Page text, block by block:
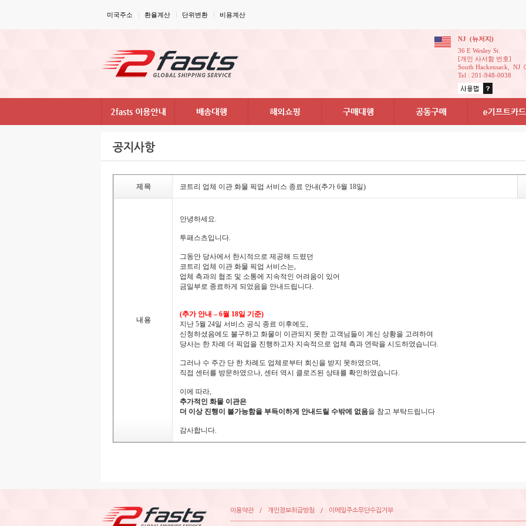
미국주소 환율계산 단위변환 비용계산
NJ(뉴저지)
36EWesleySt.
[개인사서함번호]
Tel:201-948-0038
공지사항
제목 코트리업체이관화물픽업서비스종료안내(추가6월18일)
내용
안녕하세요.
투패스츠입니다.
그동안당사에서한시적으로제공해드렸던
코트리업체이관화물픽업서비스는,
업체측과의협조및소통에 지속적인어려움이있어
금일부로종료하게되었음을안내드립니다.
(추가안내–6월18일기준)
지난 5월24일서비스공식종료이후에도,
신청하셨음에도불구하고화물이이관되지못한고객님들이계신상황을고려하여
당사는 한차례더픽업을진행하고자 지속적으로업체측과연락을시도하였습니다.
그러나 수주간단한차례도업체로부터회신을받지못하였으며,
직접센터를방문하였으나, 센터역시클로즈된상태를확인하였습니다.
이에따라,
추가적인화물이관은
더이상진행이불가능함을부득이하게안내드릴수밖에없음을참고부탁드립니다
감사합니다.
이용약관/ 개인정보취급방침 / 이메일주소무단수집거부